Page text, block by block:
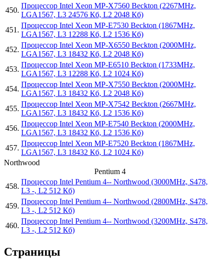
450.
Процессор Intel Xeon MP-X7560 Beckton (2267MHz,
LGA1567, L3 24576 Кб, L2 2048 Кб)
451.
Процессор Intel Xeon MP-E7530 Beckton (1867MHz,
LGA1567, L3 12288 Кб, L2 1536 Кб)
452.
Процессор Intel Xeon MP-X6550 Beckton (2000MHz,
LGA1567, L3 18432 Кб, L2 2048 Кб)
453.
Процессор Intel Xeon MP-E6510 Beckton (1733MHz,
LGA1567, L3 12288 Кб, L2 1024 Кб)
454.
Процессор Intel Xeon MP-X7550 Beckton (2000MHz,
LGA1567, L3 18432 Кб, L2 2048 Кб)
455.
Процессор Intel Xeon MP-X7542 Beckton (2667MHz,
LGA1567, L3 18432 Кб, L2 1536 Кб)
456.
Процессор Intel Xeon MP-E7540 Beckton (2000MHz,
LGA1567, L3 18432 Кб, L2 1536 Кб)
457.
Процессор Intel Xeon MP-E7520 Beckton (1867MHz,
LGA1567, L3 18432 Кб, L2 1024 Кб)
Northwood
Pentium 4
458.
Процессор Intel Pentium 4-- Northwood (3000MHz, S478,
L3 -, L2 512 Кб)
459.
Процессор Intel Pentium 4-- Northwood (2800MHz, S478,
L3 -, L2 512 Кб)
460.
Процессор Intel Pentium 4-- Northwood (3200MHz, S478,
L3 -, L2 512 Кб)
Страницы